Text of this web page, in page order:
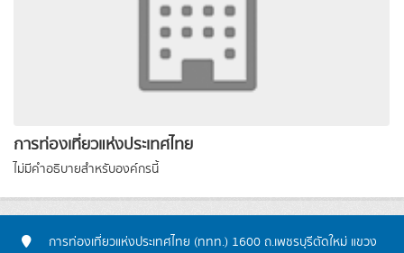
การท่องเที่ยวแห่งประเทศไทย
ไม่มีคำอธิบายสำหรับองค์กรนี้
การท่องเที่ยวแห่งประเทศไทย (ททท.) 1600 ถ.เพชรบุรีตัดใหม่ แขวง